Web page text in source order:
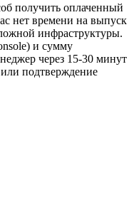
получить оплаченный
нет времени на выпуск
инфраструктуры.
и сумму
через 15-30 минут
подтверждение